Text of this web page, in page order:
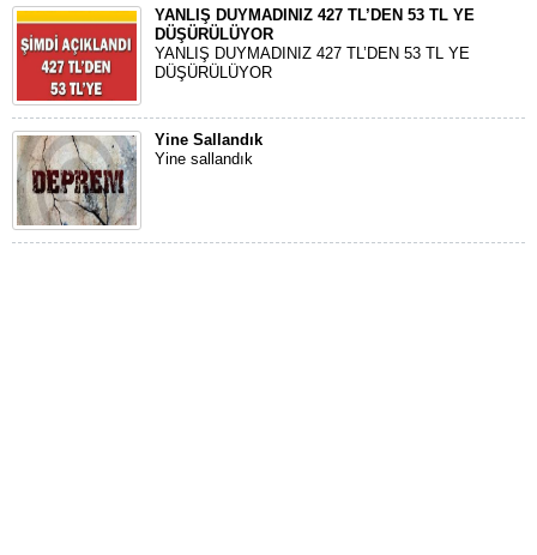
YANLIŞ DUYMADINIZ 427 TL’DEN 53 TL YE
DÜŞÜRÜLÜYOR
YANLIŞ DUYMADINIZ 427 TL’DEN 53 TL YE
DÜŞÜRÜLÜYOR
Yine Sallandık
Yine sallandık